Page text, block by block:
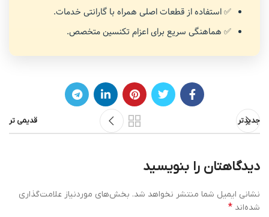
✅ استفاده از قطعات اصلی همراه با گارانتی خدمات.
✅ هماهنگی سریع برای اعزام تکنسین متخصص.
جدیدتر قدیمی تر
دیدگاهتان را بنویسید
نشانی ایمیل شما منتشر نخواهد شد. بخش‌های موردنیاز علامت‌گذاری
شده‌اند *